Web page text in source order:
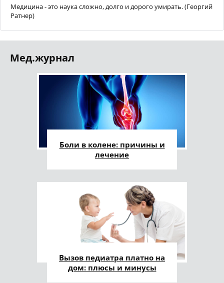
Медицина - это наука сложно, долго и дорого умирать. (Георгий
Ратнер)
Мед.журнал
Боли в колене: причины и
лечение
Вызов педиатра платно на
дом: плюсы и минусы